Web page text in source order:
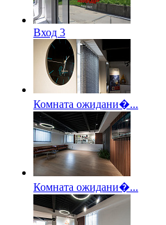
Вход 3
Комната ожидани�...
Комната ожидани�...